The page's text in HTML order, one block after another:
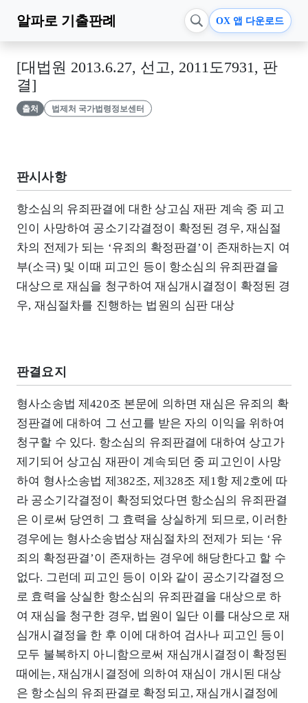
알파로 기출판례 OX 앱 다운로드
[대법원 2013.6.27, 선고, 2011도7931, 판
결]
출처 법제처 국가법령정보센터
판시사항
항소심의 유죄판결에 대한 상고심 재판 계속 중 피고
인이 사망하여 공소기각결정이 확정된 경우, 재심절
차의 전제가 되는 ‘유죄의 확정판결’이 존재하는지 여
부(소극) 및 이때 피고인 등이 항소심의 유죄판결을
대상으로 재심을 청구하여 재심개시결정이 확정된 경
우, 재심절차를 진행하는 법원의 심판 대상
판결요지
형사소송법 제420조 본문에 의하면 재심은 유죄의 확
정판결에 대하여 그 선고를 받은 자의 이익을 위하여
청구할 수 있다. 항소심의 유죄판결에 대하여 상고가
제기되어 상고심 재판이 계속되던 중 피고인이 사망
하여 형사소송법 제382조, 제328조 제1항 제2호에 따
라 공소기각결정이 확정되었다면 항소심의 유죄판결
은 이로써 당연히 그 효력을 상실하게 되므로, 이러한
경우에는 형사소송법상 재심절차의 전제가 되는 ‘유
죄의 확정판결’이 존재하는 경우에 해당한다고 할 수
없다. 그런데 피고인 등이 이와 같이 공소기각결정으
로 효력을 상실한 항소심의 유죄판결을 대상으로 하
여 재심을 청구한 경우, 법원이 일단 이를 대상으로 재
심개시결정을 한 후 이에 대하여 검사나 피고인 등이
모두 불복하지 아니함으로써 재심개시결정이 확정된
때에는, 재심개시결정에 의하여 재심이 개시된 대상
은 항소심의 유죄판결로 확정되고, 재심개시결정에